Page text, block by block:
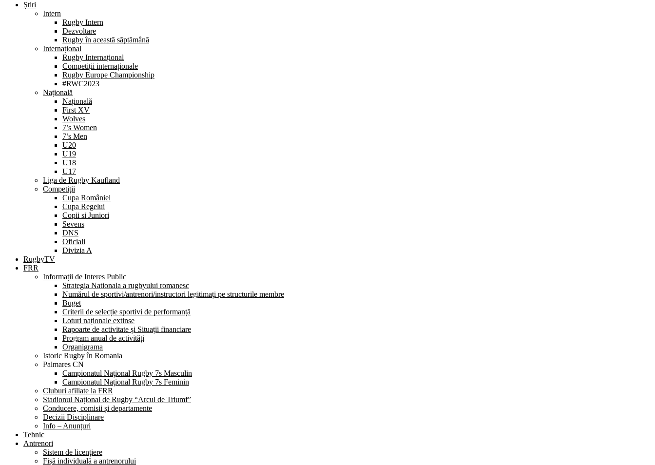
Știri
Intern
Rugby Intern
Dezvoltare
Rugby în această săptămână
Internațional
Rugby Internațional
Competiții internaționale
Rugby Europe Championship
#RWC2023
Națională
Națională
First XV
Wolves
7’s Women
7’s Men
U20
U19
U18
U17
Liga de Rugby Kaufland
Competiții
Cupa României
Cupa Regelui
Copii si Juniori
Sevens
DNS
Oficiali
Divizia A
RugbyTV
FRR
Informații de Interes Public
Strategia Nationala a rugbyului romanesc
Numărul de sportivi/antrenori/instructori legitimați pe structurile membre
Buget
Criterii de selecție sportivi de performanță
Loturi naționale extinse
Rapoarte de activitate și Situații financiare
Program anual de activități
Organigrama
Istoric Rugby în Romania
Palmares CN
Campionatul Național Rugby 7s Masculin
Campionatul Național Rugby 7s Feminin
Cluburi afiliate la FRR
Stadionul Național de Rugby “Arcul de Triumf”
Conducere, comisii și departamente
Decizii Disciplinare
Info – Anunțuri
Tehnic
Antrenori
Sistem de licențiere
Fișă individuală a antrenorului